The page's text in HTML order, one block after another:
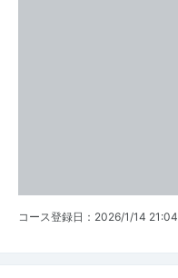
コース登録日：2026/1/14 21:04